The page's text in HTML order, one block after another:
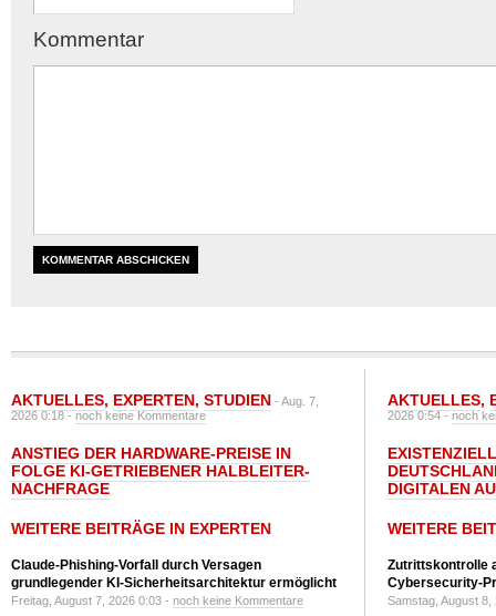
Kommentar
AKTUELLES, EXPERTEN, STUDIEN - Aug. 7,
2026 0:18 -noch keine Kommentare
ANSTIEG DER HARDWARE-PREISE IN
FOLGE KI-GETRIEBENER HALBLEITER-
NACHFRAGE
WEITERE BEITRÄGE IN EXPERTEN
Claude-Phishing-Vorfall durch Versagen
grundlegender KI-Sicherheitsarchitektur ermöglicht
Freitag, August 7, 2026 0:03 - noch keine Kommentare
AKTUELLES,
2026 0:54 -noch
DIGITALEN
WEITERE
Zutrittskontrolle
Cybersecurity-
Samstag, August